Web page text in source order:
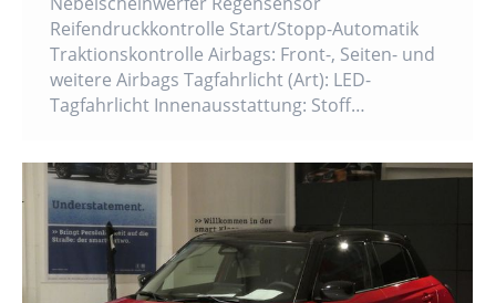
Reifendruckkontrolle Start/Stopp-Automatik
Traktionskontrolle Airbags: Front-, Seiten- und
weitere Airbags Tagfahrlicht (Art): LED-
Tagfahrlicht Innenausstattung: Stoff…